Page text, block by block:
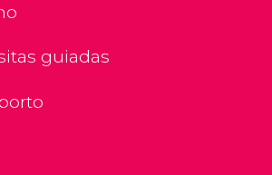
guiadas